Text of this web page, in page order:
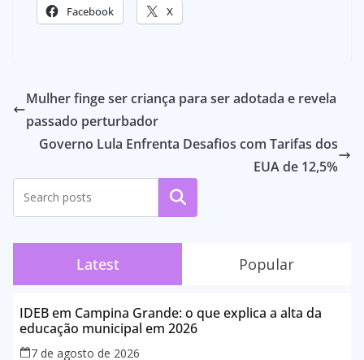
Facebook X
Mulher finge ser criança para ser adotada e revela
passado perturbador
Governo Lula Enfrenta Desafios com Tarifas dos
EUA de 12,5%
Pesquisar
Latest Popular
IDEB em Campina Grande: o que explica a alta da
educação municipal em 2026
7 de agosto de 2026